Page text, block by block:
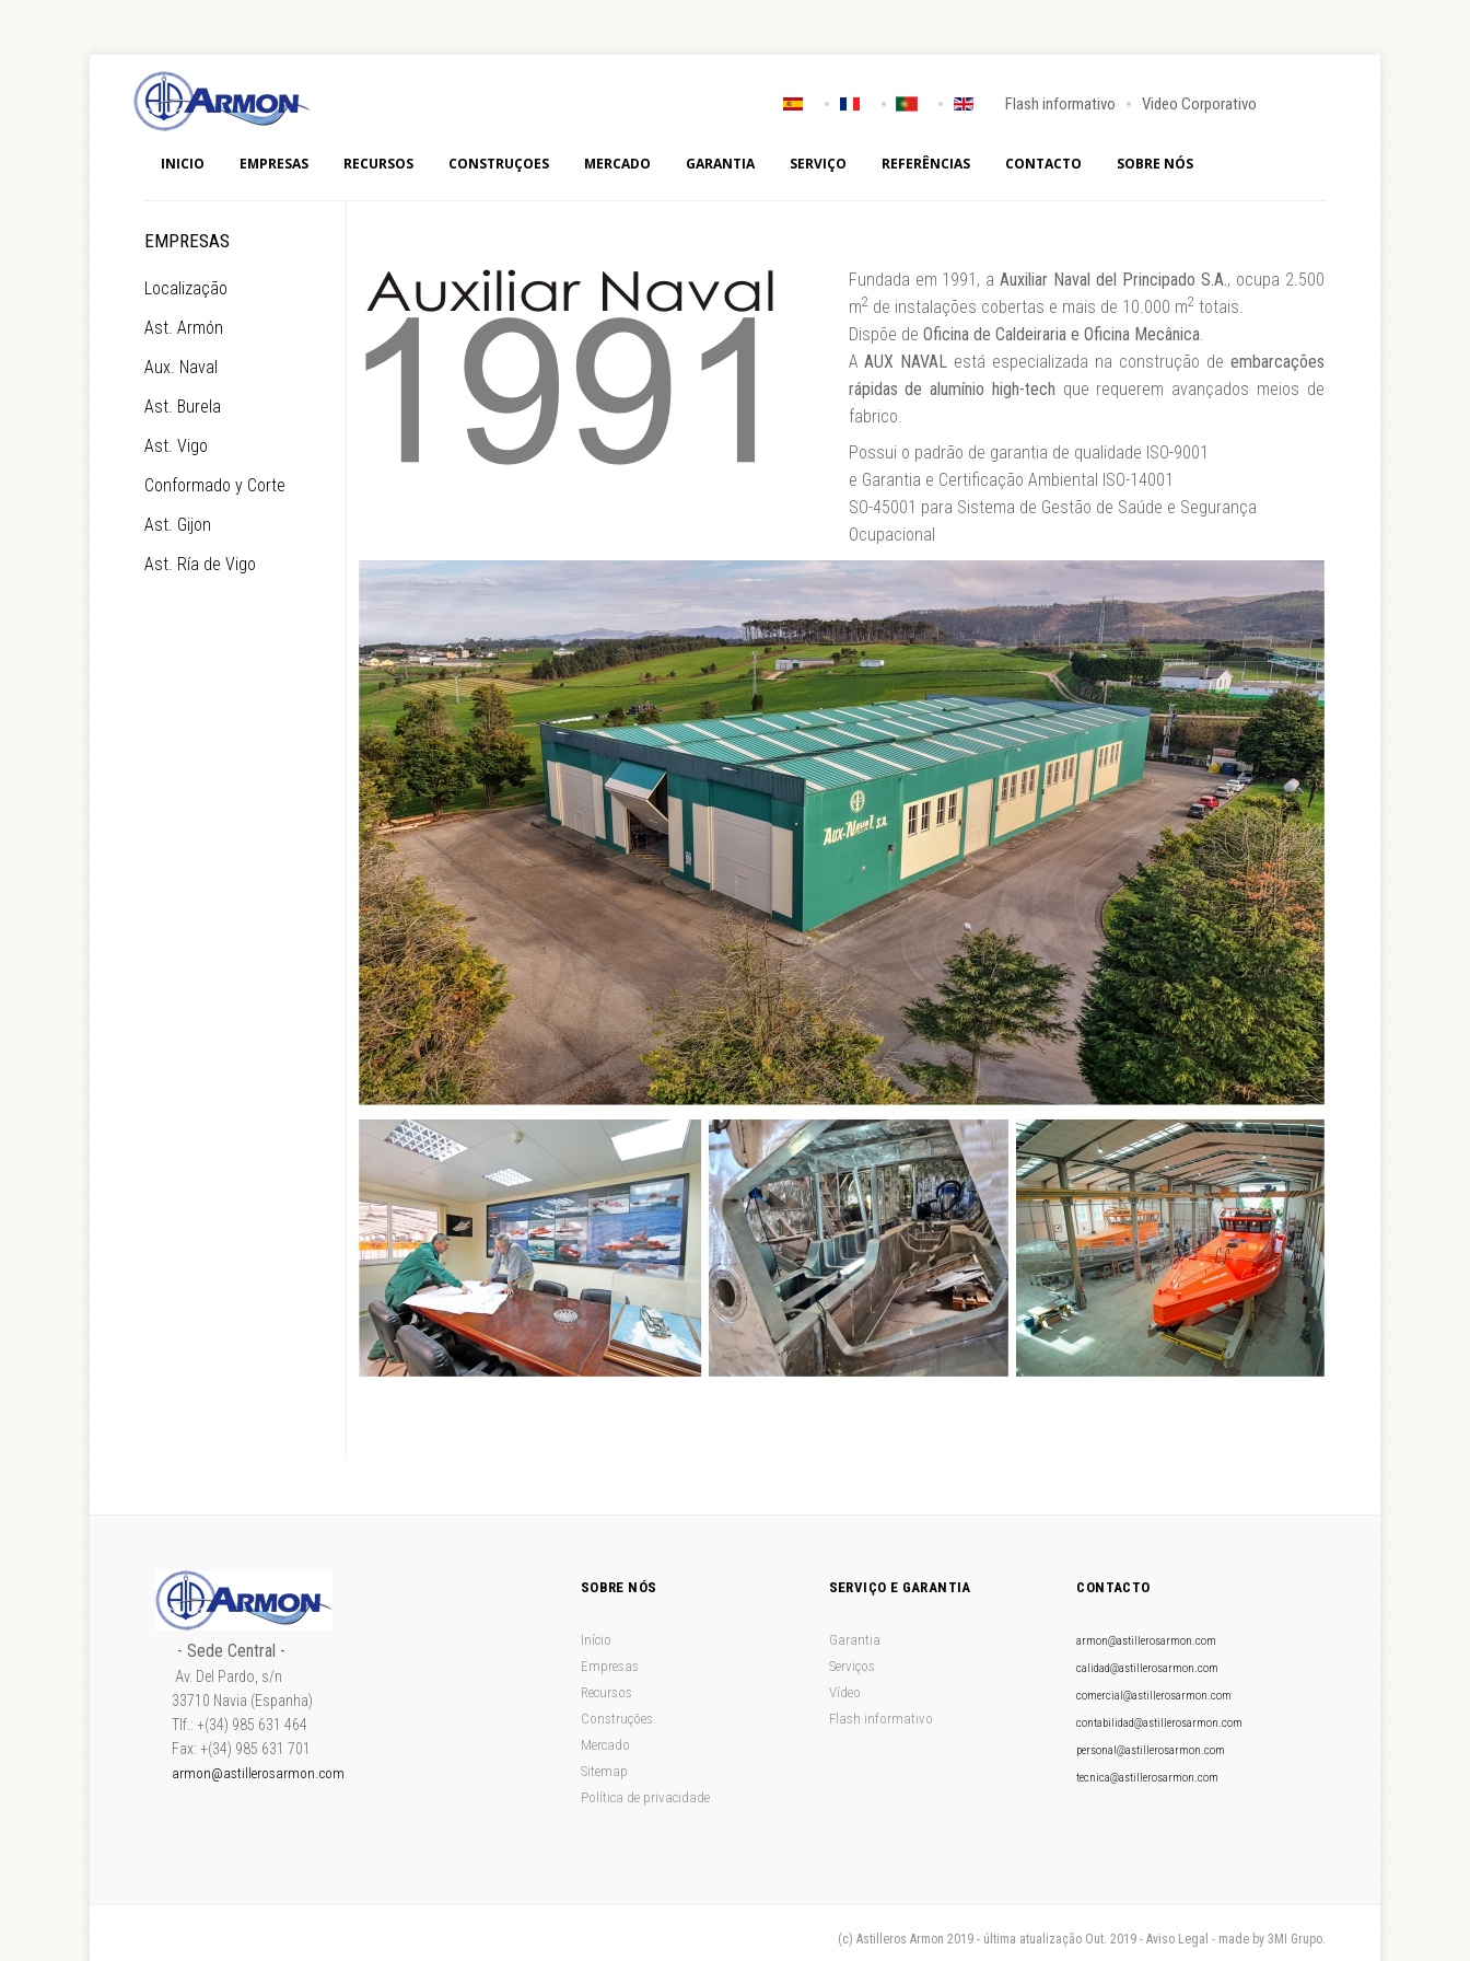
Flash informativo Video Corporativo
INICIO EMPRESAS RECURSOS CONSTRUÇOES MERCADO GARANTIA SERVIÇO REFERÊNCIAS CONTACTO SOBRE NÓS
Fundada em 1991, aAuxiliar Naval del Principado S.A., ocupa 2.500
m2de instalações cobertas e mais de 10.000 m2totais.
Dispõe de Oficina de Caldeiraria e Oficina Mecânica.
AAUX NAVAL está especializada na construção de embarcações
rápidas de alumínio high-tech que requerem avançados meios de
fabrico.
Possui o padrão de garantia de qualidade ISO-9001
e Garantia e Certificação Ambiental ISO-14001
SO-45001 para Sistema de Gestão de Saúde e Segurança
Ocupacional
EMPRESAS
Localização
Ast. Armón
Aux. Naval
Ast. Burela
Ast. Vigo
Conformado y Corte
Ast. Gijon
Ast. Ría de Vigo
- Sede Central -
Av. Del Pardo, s/n
33710 Navia (Espanha)
Tlf.: +(34) 985 631 464
Fax: +(34) 985 631 701
armon@astillerosarmon.com
SOBRE NÓS
Início
Empresas
Recursos
Construções
Mercado
Sitemap
Política de privacidade
SERVIÇO E GARANTIA
Garantia
Serviços
Vídeo
Flash informativo
CONTACTO
armon@astillerosarmon.com
calidad@astillerosarmon.com
comercial@astillerosarmon.com
contabilidad@astillerosarmon.com
personal@astillerosarmon.com
tecnica@astillerosarmon.com
(c) Astilleros Armon 2019 - última atualização Out. 2019 - Aviso Legal - made by 3MI Grupo.